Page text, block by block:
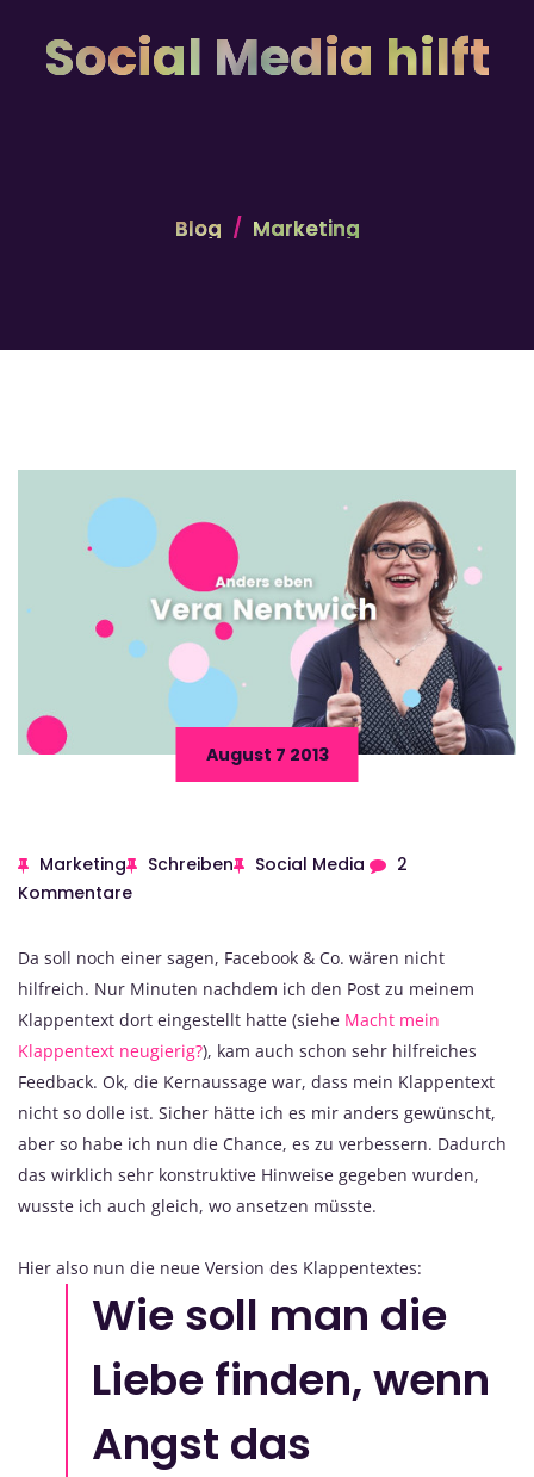
Social Media hilft
Blog Marketing
August 7 2013
Marketing Schreiben Social Media
2
Kommentare
Da soll noch einer sagen, Facebook & Co. wären nicht
hilfreich. Nur Minuten nachdem ich den Post zu meinem
Klappentext dort eingestellt hatte (siehe Macht mein
Klappentext neugierig?), kam auch schon sehr hilfreiches
Feedback. Ok, die Kernaussage war, dass mein Klappentext
nicht so dolle ist. Sicher hätte ich es mir anders gewünscht,
aber so habe ich nun die Chance, es zu verbessern. Dadurch
das wirklich sehr konstruktive Hinweise gegeben wurden,
wusste ich auch gleich, wo ansetzen müsste.
Hier also nun die neue Version des Klappentextes:
Wie soll man die
Liebe finden, wenn
Angst das